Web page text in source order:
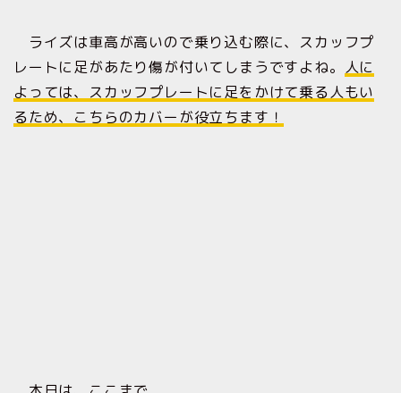
ライズは車高が高いので乗り込む際に、スカッフプ
レートに足があたり傷が付いてしまうですよね。 人に
よっては、スカッフプレートに足をかけて乗る人もい
るため、こちらのカバーが役立ちます！